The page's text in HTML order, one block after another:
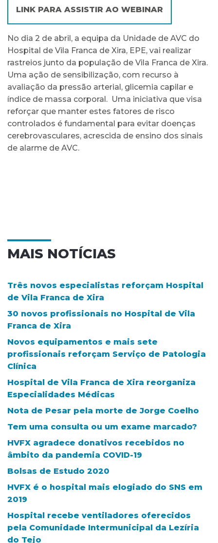
LINK PARA ASSISTIR AO WEBINAR
No dia 2 de abril, a equipa da Unidade de AVC do
Hospital de Vila Franca de Xira, EPE, vai realizar
rastreios junto da população de Vila Franca de Xira.
Uma ação de sensibilização, com recurso à
avaliação da pressão arterial, glicemia capilar e
índice de massa corporal. Uma iniciativa que visa
reforçar que manter estes fatores de risco
controlados é fundamental para evitar doenças
cerebrovasculares, acrescida de ensino dos sinais
de alarme de AVC.
MAIS NOTÍCIAS
Três novos especialistas reforçam Hospital
de Vila Franca de Xira
30 novos profissionais no Hospital de Vila
Franca de Xira
Novos equipamentos e mais sete
profissionais reforçam Serviço de Patologia
Clínica
Hospital de Vila Franca de Xira reorganiza
Especialidades Médicas
Nota de Pesar pela morte de Jorge Coelho
Tem uma consulta ou um exame marcado?
HVFX agradece donativos recebidos no
âmbito da pandemia COVID-19
Bolsas de Estudo 2020
HVFX é o hospital mais elogiado do SNS em
2019
Hospital recebe ventiladores oferecidos
pela Comunidade Intermunicipal da Lezíria
do Tejo